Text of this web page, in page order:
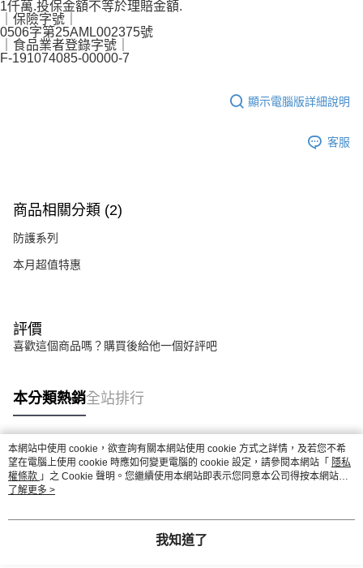
1仟萬.投保金額不等於理賠金額.
｜保險字號｜
0506字第25AML002375號
｜食品業者登錄字號｜
F-191074085-00000-7
顯示電腦版詳細說明
客服
商品相關分類 (2)
防護系列
本月超值特惠
評價
喜歡這個商品嗎？購買後給他一個好評吧
本分類熱銷全站排行
熱門標籤
本網站中使用 cookie，欲查詢有關本網站使用 cookie 方式之詳情，及若您不希
望在電腦上使用 cookie 時應如何變更電腦的 cookie 設定，請參閱本網站「 隱私
權條款 」之 Cookie 聲明。您繼續使用本網站即表示您同意本公司得按本網站使
用條款之 Cookie 聲明使用 cookie。
了解更多 >
我知道了